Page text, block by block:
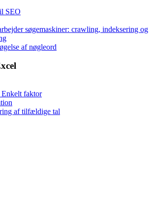
SEO
søgemaskiner: crawling, indeksering og
af nøgleord
faktor
af tilfældige tal